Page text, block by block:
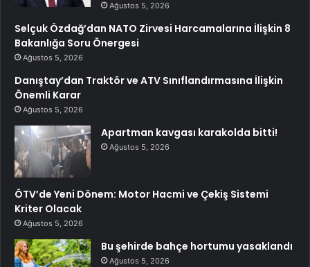
Ağustos 5, 2026
Selçuk Özdağ’dan NATO Zirvesi Harcamalarına İlişkin 8
Bakanlığa Soru Önergesi
Ağustos 5, 2026
Danıştay’dan Traktör ve ATV Sınıflandırmasına İlişkin
Önemli Karar
Ağustos 5, 2026
Apartman kavgası karakolda bitti!
Ağustos 5, 2026
ÖTV’de Yeni Dönem: Motor Hacmi ve Çekiş Sistemi
Kriter Olacak
Ağustos 5, 2026
Bu şehirde bahçe hortumu yasaklandı
Ağustos 5, 2026